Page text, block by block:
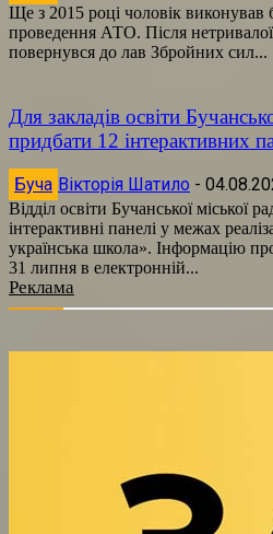
Ще з 2015 році чоловік виконував
проведення АТО. Після
повернувся до лав Збройних сил...
Для закладів освіти
придбати 12 інтерактивних
Буча Вікторія Шатило -
Відділ освіти Бучанської міської
інтерактивні панелі у межах
українська школа». Інформацію
31 липня в електронній...
Реклама